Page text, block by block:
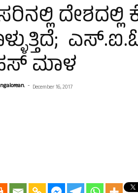
ದೇಶದಲ್ಲಿ
ಮಾಳ
- December 16, 2017